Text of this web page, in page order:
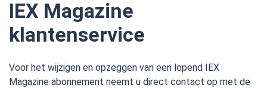
IEX Magazine
klantenservice
Voor het wijzigen en opzeggen van een lopend IEX
Magazine abonnement neemt u direct contact op met de